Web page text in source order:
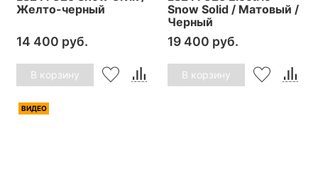
Желто-черный
14 400 руб.
В корзину
Snow Solid / Матовый /
Черный
19 400 руб.
В корзину
ВИДЕО